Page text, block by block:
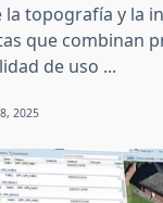
la topografía y la
que combinan
de uso ...
2025